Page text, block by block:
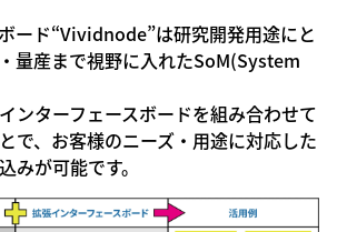
ード“Vividnode”は研究開発用途にと
量産まで視野に入れたSoM(System
ンターフェースボードを組み合わせて
で、お客様のニーズ・用途に対応した
みが可能です。